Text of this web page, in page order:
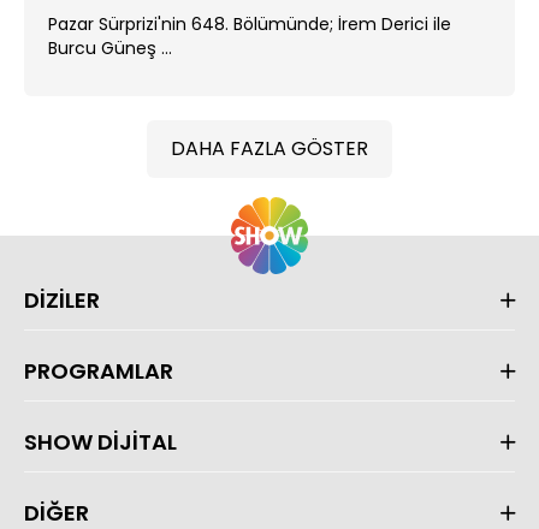
Pazar Sürprizi'nin 648. Bölümünde; İrem Derici ile
Burcu Güneş ...
DAHA FAZLA GÖSTER
DİZİLER
PROGRAMLAR
SHOW DİJİTAL
DİĞER